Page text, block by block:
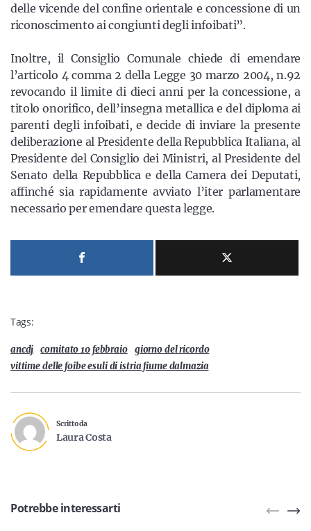
delle vicende del confine orientale e concessione di un
riconoscimento ai congiunti degli infoibati”.
Inoltre, il Consiglio Comunale chiede di emendare
l’articolo 4 comma 2 della Legge 30 marzo 2004, n.92
revocando il limite di dieci anni per la concessione, a
titolo onorifico, dell’insegna metallica e del diploma ai
parenti degli infoibati, e decide di inviare la presente
deliberazione al Presidente della Repubblica Italiana, al
Presidente del Consiglio dei Ministri, al Presidente del
Senato della Repubblica e della Camera dei Deputati,
affinché sia rapidamente avviato l’iter parlamentare
necessario per emendare questa legge.
Tags:
ancdj comitato 10 febbraio
giorno del ricordo
vittime delle foibe esuli di istria fiume dalmazia
Scritto da
Laura Costa
Potrebbe interessarti